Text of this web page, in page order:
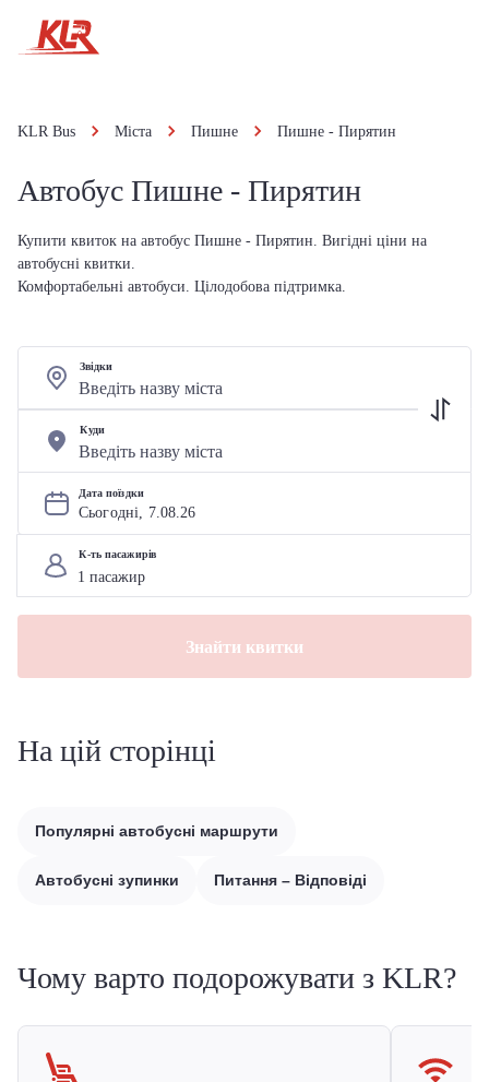
KLR Bus Міста Пишне Пишне - Пирятин
Автобус Пишне - Пирятин
Купити квиток на автобус Пишне - Пирятин. Вигідні ціни на
автобусні квитки.
Комфортабельні автобуси. Цілодобова підтримка.
Звідки
Куди
Дата поїздки
Сьогодні, 7.08.26
К-ть пасажирів
Знайти квитки
На цій сторінці
Популярні автобусні маршрути
Автобусні зупинки Питання – Відповіді
Чому варто подорожувати з KLR?